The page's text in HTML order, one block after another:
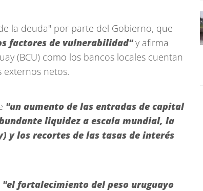
la deuda" por parte del Gobierno, que
factores de vulnerabilidad"y afirma
(BCU) como los bancos locales cuentan
netos.
"un aumento de las entradas de capital
liquidez a escala mundial, la
y los recortes de las tasas de interés
"el fortalecimiento del peso uruguayo